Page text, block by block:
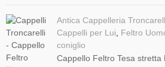
Antica Cappelleria
Cappelli per Lui
Feltro
coniglio
Cappello Feltro Tesa